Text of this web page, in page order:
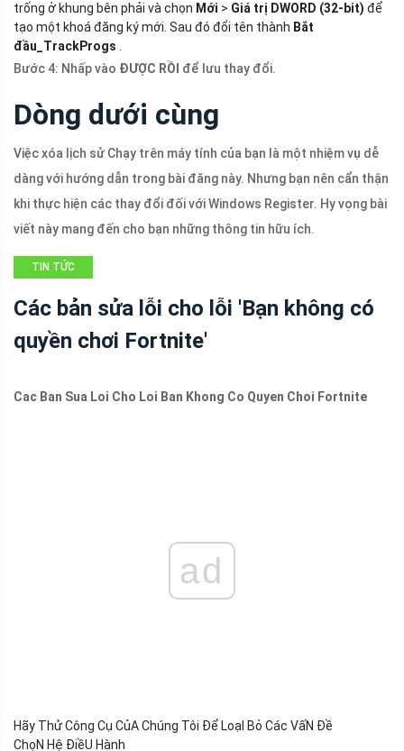
trống ở khung bên phải và chọn Mới > Giá trị DWORD (32-bit) để
tạo một khoá đăng ký mới. Sau đó đổi tên thành Bắt
đầu_TrackProgs .
Bước 4: Nhấp vào ĐƯỢC RỒI để lưu thay đổi.
Dòng dưới cùng
Việc xóa lịch sử Chạy trên máy tính của bạn là một nhiệm vụ dễ
dàng với hướng dẫn trong bài đăng này. Nhưng bạn nên cẩn thận
khi thực hiện các thay đổi đối với Windows Register. Hy vọng bài
viết này mang đến cho bạn những thông tin hữu ích.
TIN TỨC
Các bản sửa lỗi cho lỗi 'Bạn không có
quyền chơi Fortnite'
Cac Ban Sua Loi Cho Loi Ban Khong Co Quyen Choi Fortnite
ad
Hãy Thử Công Cụ CủA Chúng Tôi Để LoạI Bỏ Các VấN Đề
ChọN Hệ ĐiềU Hành